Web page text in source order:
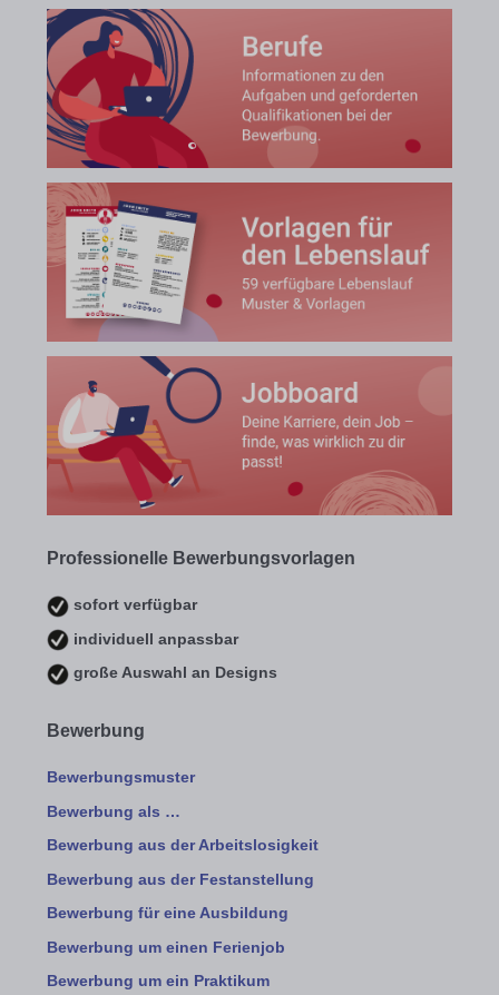
Professionelle Bewerbungsvorlagen
sofort verfügbar
individuell anpassbar
große Auswahl an Designs
Bewerbung
Bewerbungsmuster
Bewerbung als …
Bewerbung aus der Arbeitslosigkeit
Bewerbung aus der Festanstellung
Bewerbung für eine Ausbildung
Bewerbung um einen Ferienjob
Bewerbung um ein Praktikum